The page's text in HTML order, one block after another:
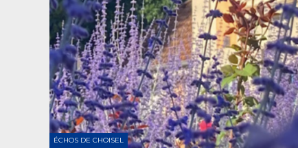
ÉCHOS DE CHOISEL